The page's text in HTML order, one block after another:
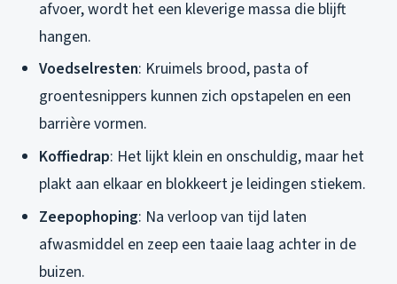
afvoer, wordt het een kleverige massa die blijft
hangen.
Voedselresten: Kruimels brood, pasta of
groentesnippers kunnen zich opstapelen en een
barrière vormen.
Koffiedrap: Het lijkt klein en onschuldig, maar het
plakt aan elkaar en blokkeert je leidingen stiekem.
Zeepophoping: Na verloop van tijd laten
afwasmiddel en zeep een taaie laag achter in de
buizen.